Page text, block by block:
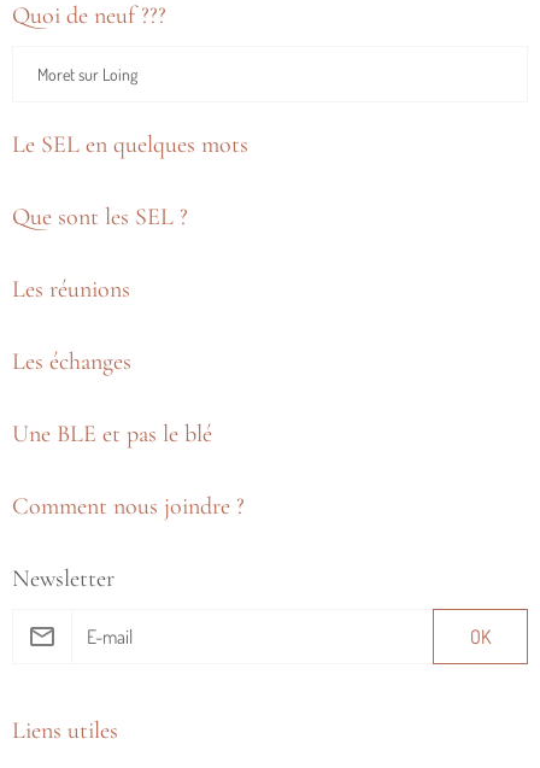
Quoi de neuf ???
Moret sur Loing
Le SEL en quelques mots
Que sont les SEL ?
Les réunions
Les échanges
Une BLE et pas le blé
Comment nous joindre ?
Newsletter
OK
Liens utiles